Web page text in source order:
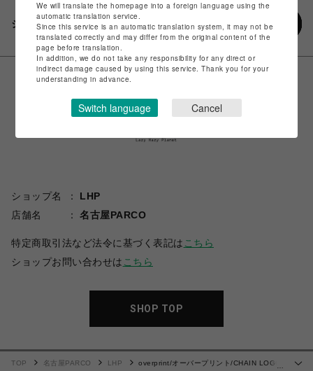
シェアする
ショップ名
LHP
店舗名
名古屋PARCO
特定商取引法など法令に基づく表記は こちら
ショップお問い合わせは こちら
SHOP TOP
…
TOP 名古屋PARCO LHP
overprint/オーバープリント/CHAIN LOGO
We will translate the homepage into a foreign language using the
automatic translation service.
Since this service is an automatic translation system, it may not be
translated correctly and may differ from the original content of the
page before translation.
In addition, we do not take any responsibility for any direct or
indirect damage caused by using this service. Thank you for your
understanding in advance.
Switch language Cancel